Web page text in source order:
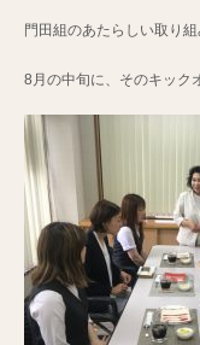
門田組のあたらしい取り組
8月の中旬に、そのキック